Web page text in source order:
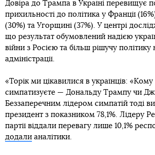
Довіра до Трампа в Україні перевищує
прихильності до політика у Франції
(30%) та Угорщині (37%). У центрі
що результат обумовлений надією
війни з Росією та більш рішучу політику
адміністрації.
«Торік ми цікавилися в українців:
симпатизуєте — Дональду Трампу чи
Беззаперечним лідером симпатій тоді
президент з показником 78,1%. Лідеру
партії віддали перевагу лише 10,1%
додали аналітики.